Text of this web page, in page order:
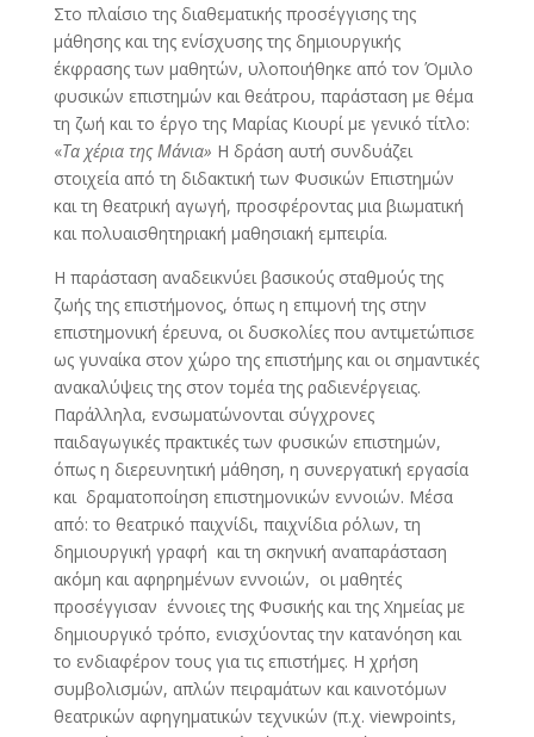
Στο πλαίσιο της διαθεματικής προσέγγισης της
μάθησης και της ενίσχυσης της δημιουργικής
έκφρασης των μαθητών, υλοποιήθηκε από τον Όμιλο
φυσικών επιστημών και θεάτρου, παράσταση με θέμα
τη ζωή και το έργο της Μαρίας Κιουρί με γενικό τίτλο:
«Τα χέρια της Μάνια» Η δράση αυτή συνδυάζει
στοιχεία από τη διδακτική των Φυσικών Επιστημών
και τη θεατρική αγωγή, προσφέροντας μια βιωματική
και πολυαισθητηριακή μαθησιακή εμπειρία.
Η παράσταση αναδεικνύει βασικούς σταθμούς της
ζωής της επιστήμονος, όπως η επιμονή της στην
επιστημονική έρευνα, οι δυσκολίες που αντιμετώπισε
ως γυναίκα στον χώρο της επιστήμης και οι σημαντικές
ανακαλύψεις της στον τομέα της ραδιενέργειας.
Παράλληλα, ενσωματώνονται σύγχρονες
παιδαγωγικές πρακτικές των φυσικών επιστημών,
όπως η διερευνητική μάθηση, η συνεργατική εργασία
και δραματοποίηση επιστημονικών εννοιών. Μέσα
από: το θεατρικό παιχνίδι, παιχνίδια ρόλων, τη
δημιουργική γραφή και τη σκηνική αναπαράσταση
ακόμη και αφηρημένων εννοιών, οι μαθητές
προσέγγισαν έννοιες της Φυσικής και της Χημείας με
δημιουργικό τρόπο, ενισχύοντας την κατανόηση και
το ενδιαφέρον τους για τις επιστήμες. Η χρήση
συμβολισμών, απλών πειραμάτων και καινοτόμων
θεατρικών αφηγηματικών τεχνικών (π.χ. viewpoints,